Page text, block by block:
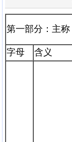
第一部分：主称
字母 含义